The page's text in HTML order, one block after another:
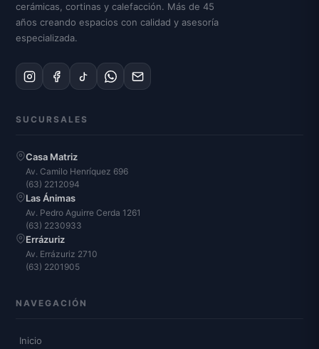
cerámicas, cortinas y calefacción. Más de 45
años creando espacios con calidad y asesoría
especializada.
SUCURSALES
Casa Matriz
Av. Camilo Henríquez 696
(63) 2212094
Las Ánimas
Av. Pedro Aguirre Cerda 1261
(63) 2230933
Errázuriz
Av. Errázuriz 2710
(63) 2201905
NAVEGACIÓN
Inicio